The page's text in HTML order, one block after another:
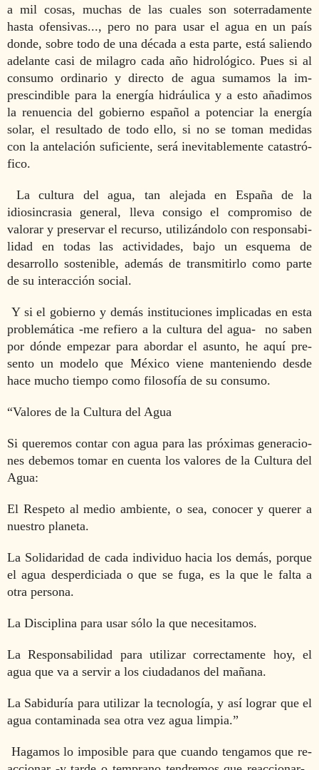
a mil cosas, muchas de las cuales son soterradamente
hasta ofensivas..., pero no para usar el agua en un país
donde, sobre todo de una década a esta parte, está sa­liendo
adelante casi de milagro cada año hidrológico. Pues si al
consumo ordinario y directo de agua sumamos la im­
prescindible para la energía hidráulica y a esto añadimos
la renuencia del gobierno español a potenciar la energía
so­lar, el resultado de todo ello, si no se toman medidas
con la antelación suficiente, será inevitablemente catastró­
fico.
La cultura del agua, tan alejada en España de la
idiosincra­sia general, lleva consigo el compromiso de
valo­rar y preservar el recurso, utilizándolo con responsabi­
lidad en todas las actividades, bajo un esquema de
desarrollo sostenible, además de transmitirlo como parte
de su interacción social.
Y si el gobierno y demás instituciones implicadas en esta
problemática -me refiero a la cultura del agua-
no saben
por dónde empezar para abordar el asunto, he aquí pre­
sento un modelo que México viene manteniendo desde
hace mucho tiempo como filosofía de su consumo.
“Valores de la Cultura del Agua
Si queremos contar con agua para las próximas generacio­
nes debemos tomar en cuenta los valores de la Cultura del
Agua:
El Respeto al medio ambiente, o sea, conocer y querer a
nuestro planeta.
La Solidaridad de cada individuo hacia los demás, porque
el agua desperdiciada o que se fuga, es la que le falta a
otra persona.
La Disciplina para usar sólo la que necesitamos.
La Responsabilidad para utilizar correctamente hoy, el
agua que va a servir a los ciudadanos del mañana.
La Sabiduría para utilizar la tecnología, y asílograr que el
agua contaminada sea otra vez agua limpia.”
Hagamos lo imposible para que cuando tengamos que re­